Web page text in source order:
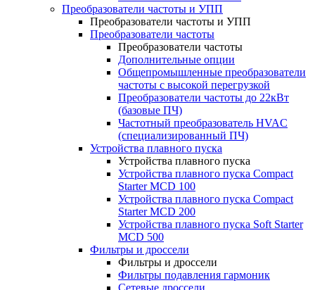
Преобразователи частоты и УПП
Преобразователи частоты и УПП
Преобразователи частоты
Преобразователи частоты
Дополнительные опции
Общепромышленные преобразователи
частоты с высокой перегрузкой
Преобразователи частоты до 22кВт
(базовые ПЧ)
Частотный преобразователь HVAC
(специализированный ПЧ)
Устройства плавного пуска
Устройства плавного пуска
Устройства плавного пуска Compact
Starter MCD 100
Устройства плавного пуска Compact
Starter MCD 200
Устройства плавного пуска Soft Starter
MCD 500
Фильтры и дроссели
Фильтры и дроссели
Фильтры подавления гармоник
Сетевые дроссели